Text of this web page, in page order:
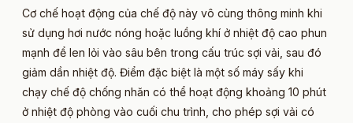
Cơ chế hoạt động của chế độ này vô cùng thông minh khi
sử dụng hơi nước nóng hoặc luồng khí ở nhiệt độ cao phun
mạnh để len lỏi vào sâu bên trong cấu trúc sợi vải, sau đó
giảm dần nhiệt độ. Điểm đặc biệt là một số máy sấy khi
chạy chế độ chống nhăn có thể hoạt động khoảng 10 phút
ở nhiệt độ phòng vào cuối chu trình, cho phép sợi vải có